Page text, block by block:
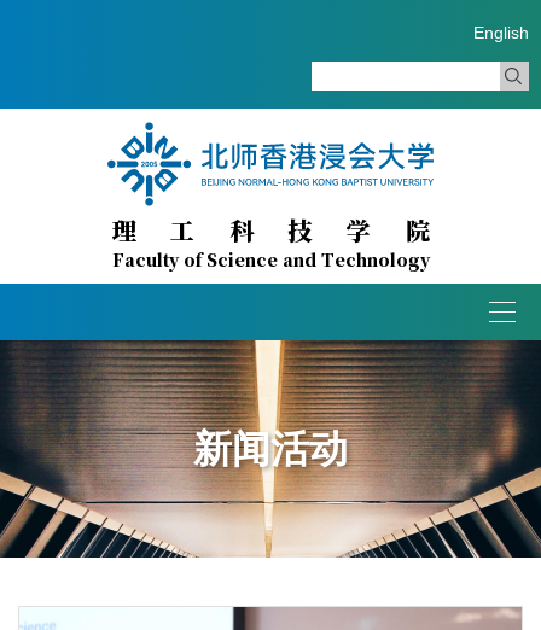
理工科技学院
Faculty of Science and Technology
English
新闻活动